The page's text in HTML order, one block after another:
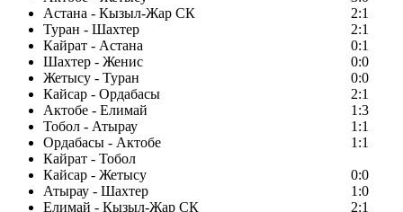
Астана - Кызыл-Жар СК
2:1
Туран - Шахтер
2:1
Кайрат - Астана
0:1
Шахтер - Женис
0:0
Жетысу - Туран
0:0
Кайсар - Ордабасы
2:1
Актобе - Елимай
1:3
Тобол - Атырау
1:1
Ордабасы - Актобе
1:1
Кайрат - Тобол
Кайсар - Жетысу
0:0
Атырау - Шахтер
1:0
Елимай - Кызыл-Жар СК
2:1